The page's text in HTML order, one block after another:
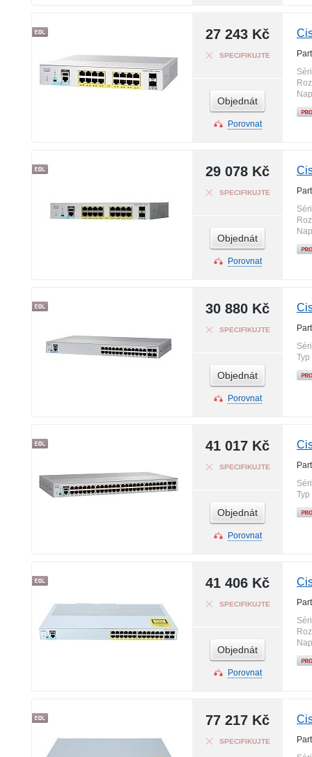
27 243 Kč
SPECIFIKUJTE
Objednát
Porovnat
29 078 Kč
SPECIFIKUJTE
Objednát
Porovnat
30 880 Kč
SPECIFIKUJTE
Objednát
Porovnat
41 017 Kč
SPECIFIKUJTE
Objednát
Porovnat
41 406 Kč
SPECIFIKUJTE
Objednát
Porovnat
77 217 Kč
SPECIFIKUJTE